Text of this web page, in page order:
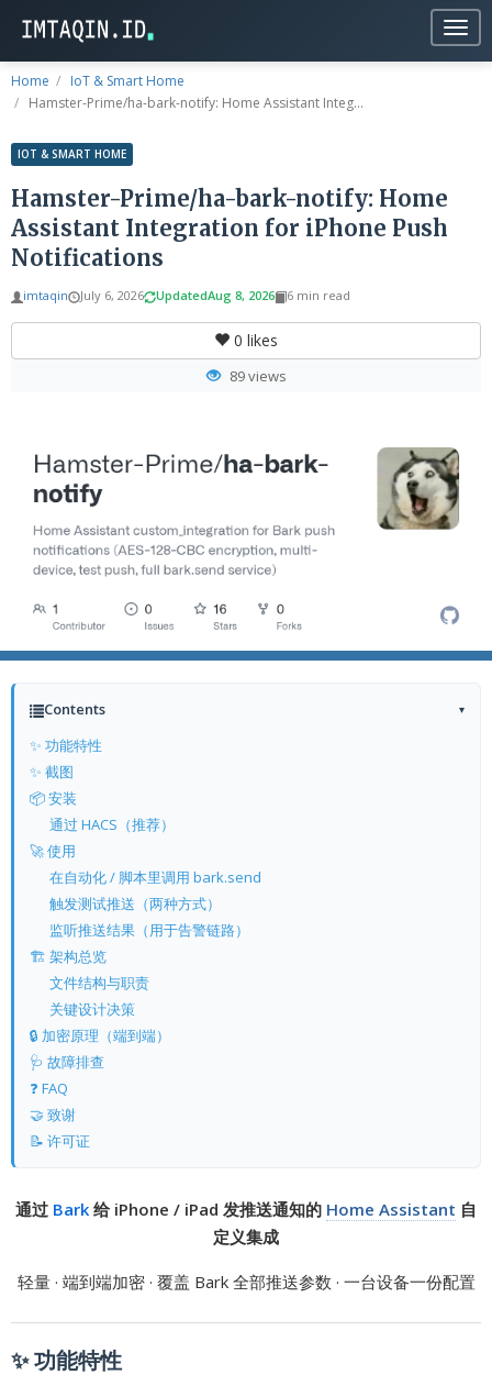
Home
IoT & Smart Home
Hamster-Prime/ha-bark-notify: Home Assistant Integ...
IOT & SMART HOME
Hamster-Prime/ha-bark-notify: Home
Assistant Integration for iPhone Push
Notifications
imtaqin July 6, 2026 UpdatedAug 8, 2026 6 min read
0 likes
89 views
Contents ▾
✨ 功能特性
✨ 截图
📦 安装
通过 HACS（推荐）
🚀 使用
在自动化 / 脚本里调用 bark.send
触发测试推送（两种方式）
监听推送结果（用于告警链路）
🏗 架构总览
文件结构与职责
关键设计决策
🔒 加密原理（端到端）
🩺 故障排查
❓ FAQ
🤝 致谢
📝 许可证
通过 Bark 给 iPhone / iPad 发推送通知的 Home Assistant 自
定义集成
轻量 · 端到端加密 · 覆盖 Bark 全部推送参数 · 一台设备一份配置
✨ 功能特性